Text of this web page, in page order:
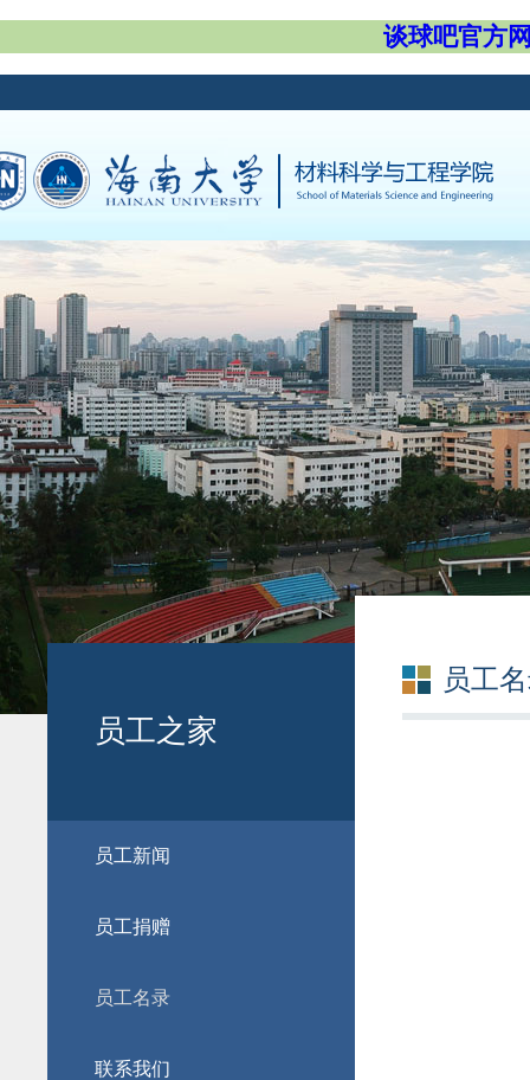
谈球吧官方
员工之家
员工新闻
员工捐赠
员工名录
联系我们
员工